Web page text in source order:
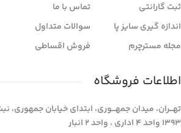
ثبت گارانتی
اندازه گیری سایز پا
مجله مسترچرم
تماس با ما
سوالات متداول
فروش اقساطی
اطلاعات فروشگاه
تهـــران، میدان جمهـــوری، ابتدای خیابان
1393 واحد 4 اداری ، واحد 2 انبار